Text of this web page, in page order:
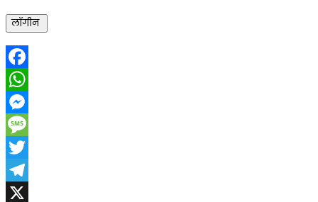
Facebook
WhatsApp
Messenger
Message
Twitter
Telegram